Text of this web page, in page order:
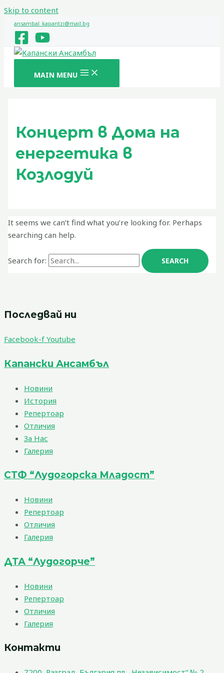
Skip to content
ansambal_kapantzi@mail.bg
MAIN MENU
Концерт в Дома на
енергетика в
Козлодуй
It seems we can’t find what you’re looking for. Perhaps
searching can help.
Search for:
Последвай ни
Facebook-f Youtube
Капански Ансамбъл
Новини
История
Репертоар
Отличия
За Нас
Галерия
СТФ “Лудогорска Младост”
Новини
Репертоар
Отличия
Галерия
ДТА “Лудогорче”
Новини
Репертоар
Отличия
Галерия
Контакти